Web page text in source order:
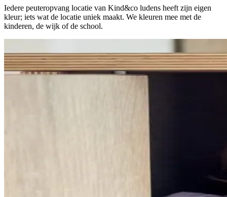
Iedere peuteropvang locatie van Kind&co ludens heeft zijn eigen
kleur; iets wat de locatie uniek maakt. We kleuren mee met de
kinderen, de wijk of de school.